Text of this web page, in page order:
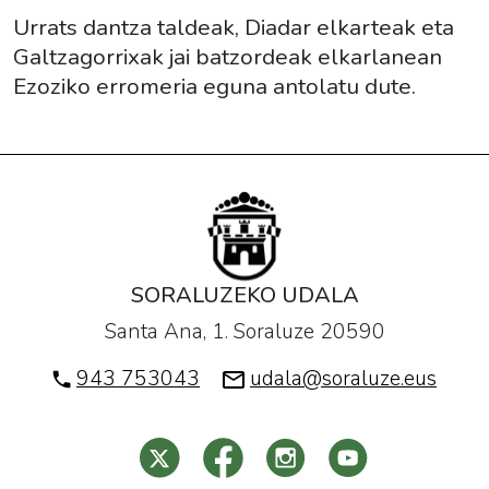
Urrats dantza taldeak, Diadar elkarteak eta
Galtzagorrixak jai batzordeak elkarlanean
Ezoziko erromeria eguna antolatu dute.
SORALUZEKO UDALA
Santa Ana, 1. Soraluze 20590
943 753043
udala@soraluze.eus